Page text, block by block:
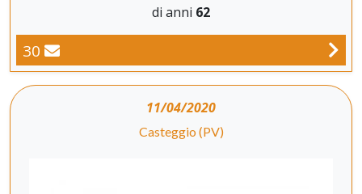
di anni 62
30
11/04/2020
Casteggio (PV)